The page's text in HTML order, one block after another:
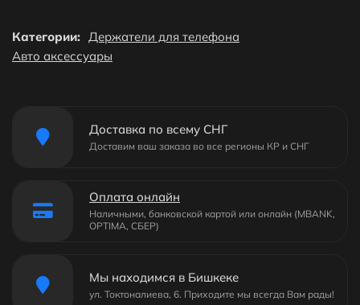
Категории: Держатели для телефона
Авто аксессуары
Доставка по всему СНГ
Доставим ваш заказа во все регионы КР и СНГ
Оплата онлайн
Наличными, банковской картой или онлайн (MBANK,
OPTIMA, СБЕР)
Мы находимся в Бишкеке
ул. Токтоналиева, 6. Приходите мы всегда Вам рады!